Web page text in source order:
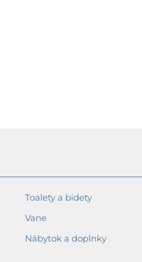
Toalety a bidety
Vane
Nábytok a doplnky